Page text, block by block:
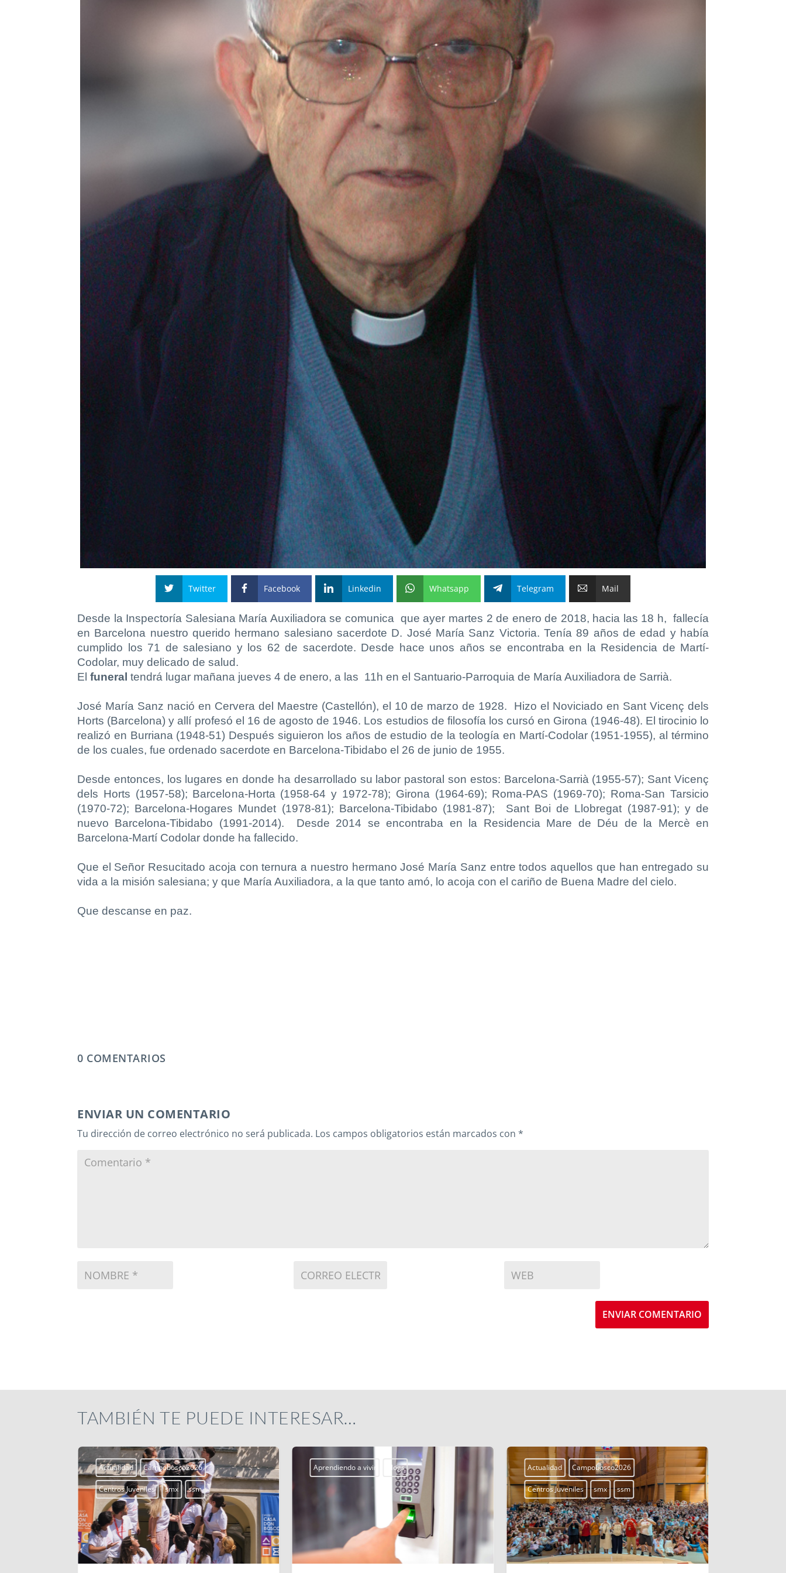
Twitter Facebook Linkedin Whatsapp Telegram Mail
Desde la Inspectoría Salesiana María Auxiliadora se comunica que ayer martes 2 de enero de 2018, hacia las 18 h, fallecía
en Barcelona nuestro querido hermano salesiano sacerdote D. José María Sanz Victoria. Tenía 89 años de edad y había
cumplido los 71 de salesiano y los 62 de sacerdote. Desde hace unos años se encontraba en la Residencia de Martí-
Codolar, muy delicado de salud.
El funeral tendrá lugar mañana jueves 4 de enero, a las 11h en el Santuario-Parroquia de María Auxiliadora de Sarrià.
José María Sanz nació en Cervera del Maestre (Castellón), el 10 de marzo de 1928. Hizo el Noviciado en Sant Vicenç dels
Horts (Barcelona) y allí profesó el 16 de agosto de 1946. Los estudios de filosofía los cursó en Girona (1946-48). El tirocinio lo
realizó en Burriana (1948-51) Después siguieron los años de estudio de la teología en Martí-Codolar (1951-1955), al término
de los cuales, fue ordenado sacerdote en Barcelona-Tibidabo el 26 de junio de 1955.
Desde entonces, los lugares en donde ha desarrollado su labor pastoral son estos: Barcelona-Sarrià (1955-57); Sant Vicenç
dels Horts (1957-58); Barcelona-Horta (1958-64 y 1972-78); Girona (1964-69); Roma-PAS (1969-70); Roma-San Tarsicio
(1970-72); Barcelona-Hogares Mundet (1978-81); Barcelona-Tibidabo (1981-87); Sant Boi de Llobregat (1987-91); y de
nuevo Barcelona-Tibidabo (1991-2014). Desde 2014 se encontraba en la Residencia Mare de Déu de la Mercè en
Barcelona-Martí Codolar donde ha fallecido.
Que el Señor Resucitado acoja con ternura a nuestro hermano José María Sanz entre todos aquellos que han entregado su
vida a la misión salesiana; y que María Auxiliadora, a la que tanto amó, lo acoja con el cariño de Buena Madre del cielo.
Que descanse en paz.
0 COMENTARIOS
ENVIAR UN COMENTARIO
Tu dirección de correo electrónico no será publicada. Los campos obligatorios están marcados con *
ENVIAR COMENTARIO
TAMBIÉN TE PUEDE INTERESAR…
Actualidad Campobosco2026
Centros Juveniles smx ssm
Aprendiendo a vivir Blogs Actualidad Campobosco2026
Centros Juveniles smx ssm